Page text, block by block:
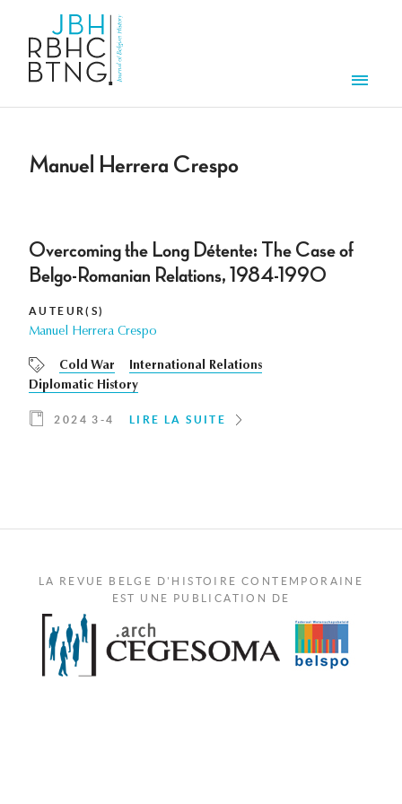
Manuel Herrera Crespo
Overcoming the Long Détente: The Case of
Belgo-Romanian Relations, 1984-1990
AUTEUR(S)
Manuel Herrera Crespo
Cold War
International Relations
Diplomatic History
2024 3-4 LIRE LA SUITE
LA REVUE BELGE D'HISTOIRE CONTEMPORAINE
EST UNE PUBLICATION DE